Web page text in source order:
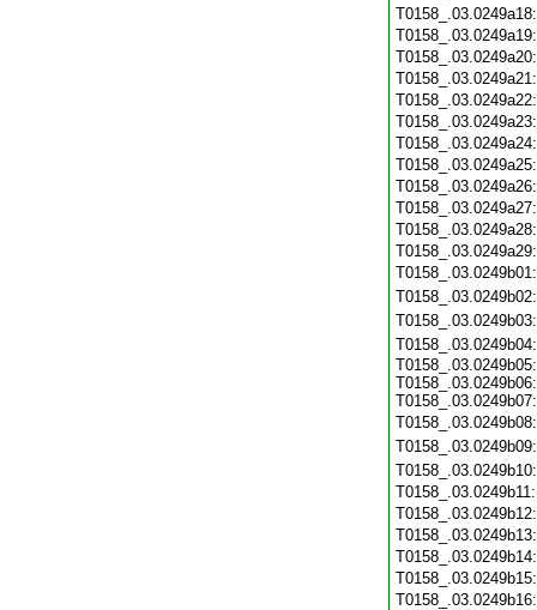
T0158_.03.0249b05:
T0158_.03.0249b06:
T0158_.03.0249b07: